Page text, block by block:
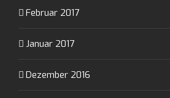
Februar 2017
Januar 2017
Dezember 2016